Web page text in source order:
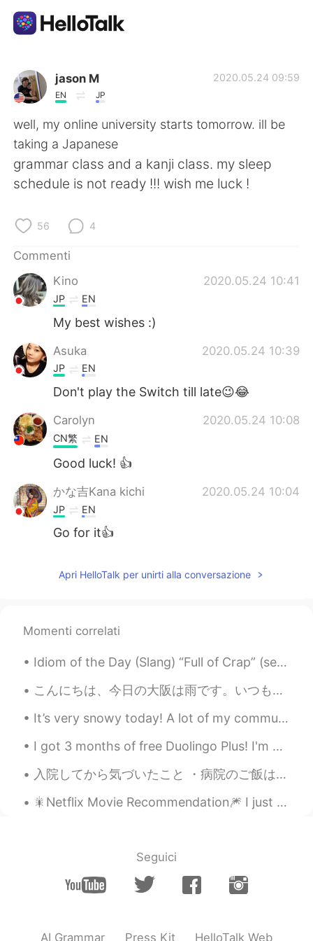
App di scambio linguistico
AI Grammar Checker
Italiano
繁體中文
العربية
Deutsch 日本語
한국어
Indonesia
Türkçe
Português
jason M
EN JP
2020.05.24 09:59
well, my online university starts tomorrow. ill be
taking a Japanese
grammar class and a kanji class. my sleep
schedule is not ready !!! wish me luck !
56 4
Commenti
Kino
2020.05.24 10:41
JP EN
My best wishes :)
Asuka 2020.05.24 10:39
JP EN
Don't play the Switch till late😉😂
Carolyn 2020.05.24 10:08
CN繁 EN
Good luck! 👍
かな吉Kana kichi 2020.05.24 10:04
JP EN
Go for it👍
Apri HelloTalk per unirti alla conversazione
Momenti correlati
Idiom of the Day (Slang) “Full of Crap” (semi-derogatory) “Full of Shit” (derogatory) Oh boy. S...
こんにちは、今日の大阪は雨です。いつも訂正していただきありがとうございます。とても勉強になります。あっという間に、もうゴールデンウィークですね。今年はコロナのせいで、何処も行かずに、家で自粛しま...
It’s very snowy today! A lot of my commute consists of walking so I hope there’s no ice on the pa...
I got 3 months of free Duolingo Plus! I'm going to learn all the languages! Also I'm not going to...
入院してから気づいたこと ・病院のご飯は普通に美味しい ・手続きのめんどくさい日本での病院手続きは特にめんどくさい ・病院の暖房は暑い（この季節に28度くらい…？） ・今まで魅力がわから...
🎇Netflix Movie Recommendation🎆 I just finished watching a movie on Netflix called “Sweet and Sou...
Seguici
AI Grammar Press Kit HelloTalk Web